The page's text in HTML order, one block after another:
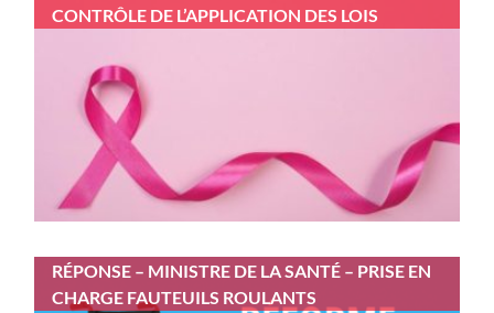
CONTRÔLE DE L’APPLICATION DES LOIS
RÉPONSE – MINISTRE DE LA SANTÉ – PRISE EN
CHARGE FAUTEUILS ROULANTS